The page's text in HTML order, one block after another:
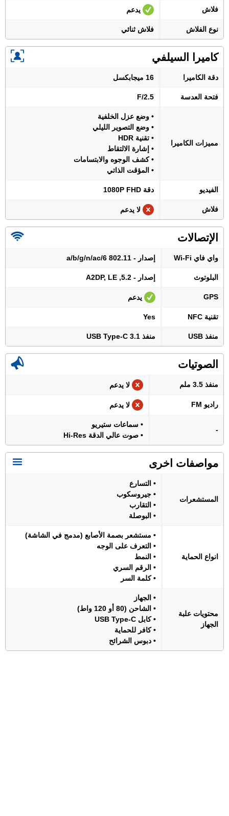
فلاش يدعم
نوع الفلاش فلاش ثنائي
كاميرا السيلفي
دقة الكاميرا 16 ميجابكسل
فتحة العدسة F/2.5
مميزات الكاميرا
• وضع عزل الخلفية
• وضع التصوير الليلي
• تقنية HDR
• إشارة الالتقاط
• كشف الوجوه والابتسامات
• المؤقت الذاتي
الفيديو دقة 1080P FHD
فلاش لا يدعم
الإتصالات
واي فاي Wi-Fi إصدار - 802.11 a/b/g/n/ac/6
البلوتوث إصدار - 5.2, A2DP, LE
GPS يدعم
تقنية NFC Yes
منفذ USB منفذ USB Type-C 3.1
الصوتيات
منفذ 3.5 ملم لا يدعم
راديو FM لا يدعم
-
• سماعات ستيريو
• صوت عالي الدقة Hi-Res
مواصفات اخرى
المستشعرات
• التسارع
• جيروسكوب
• التقارب
• البوصلة
انواع الحماية
• مستشعر بصمة الأصابع (مدمج في الشاشة)
• التعرف على الوجه
• النمط
• الرقم السري
• كلمة السر
محتويات علبة
الجهاز
• الجهاز
• الشاحن (80 أو 120 واط)
• كابل USB Type-C
• كافر للحماية
• دبوس الشرائح